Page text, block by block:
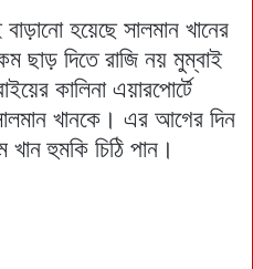
হয়েছে সালমান খানের
ছাড় দিতে রাজি নয় মুম্বাই
কালিনা এয়ারপোর্টে
খানকে। এর আগের দিন
খান হুমকি চিঠি পান।